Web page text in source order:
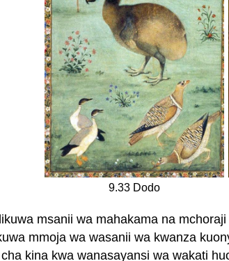
9.33 Dodo
msanii wa mahakama na
mmoja wa wasanii wa kwanza
kina kwa wanasayansi wa wakati